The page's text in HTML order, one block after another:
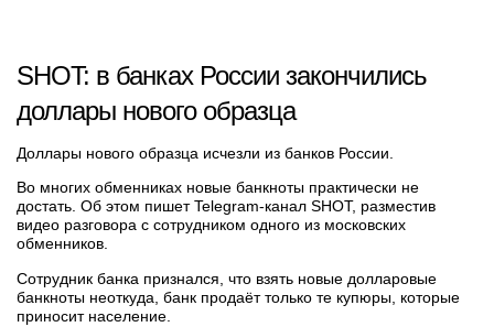
SHOT: в банках России закончились
доллары нового образца
Доллары нового образца исчезли из банков России.
Во многих обменниках новые банкноты практически не
достать. Об этом пишет Telegram-канал SHOT, разместив
видео разговора с сотрудником одного из московских
обменников.
Сотрудник банка признался, что взять новые долларовые
банкноты неоткуда, банк продаёт только те купюры, которые
приносит население.